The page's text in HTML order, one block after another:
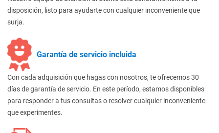
disposición, listo para ayudarte con cualquier inconveniente que
surja.
Garantía de servicio incluida
Con cada adquisición que hagas con nosotros, te ofrecemos 30
días de garantía de servicio. En este período, estamos disponibles
para responder a tus consultas o resolver cualquier inconveniente
que experimentes.